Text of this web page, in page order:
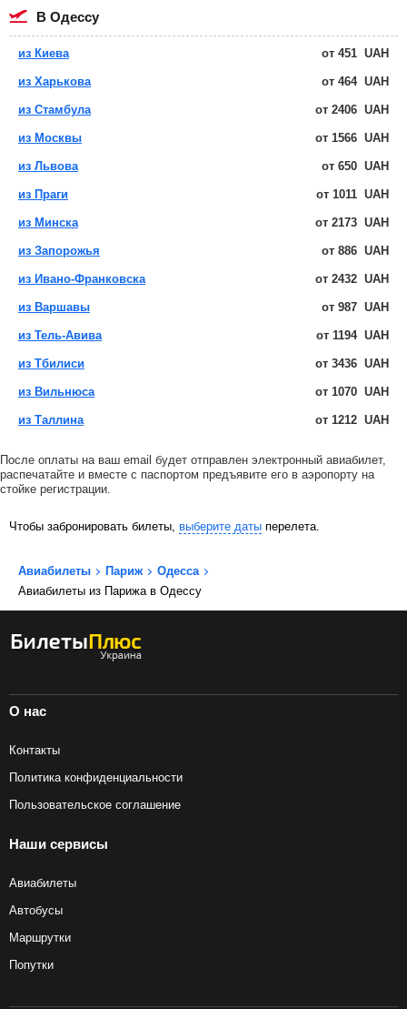
в Одессу
из Киева от 451 UAH
из Харькова от 464 UAH
из Стамбула от 2406 UAH
из Москвы от 1566 UAH
из Львова от 650 UAH
из Праги от 1011 UAH
из Минска от 2173 UAH
из Запорожья от 886 UAH
из Ивано-Франковска от 2432 UAH
из Варшавы от 987 UAH
из Тель-Авива от 1194 UAH
из Тбилиси от 3436 UAH
из Вильнюса от 1070 UAH
из Таллина от 1212 UAH
После оплаты на ваш email будет отправлен электронный авиабилет,
распечатайте и вместе с паспортом предъявите его в аэропорту на
стойке регистрации.
Чтобы забронировать билеты, выберите даты перелета.
Авиабилеты Париж
Одесса
Авиабилеты из Парижа в Одессу
О нас
Контакты
Политика конфиденциальности
Пользовательское соглашение
Наши сервисы
Авиабилеты
Автобусы
Маршрутки
Попутки